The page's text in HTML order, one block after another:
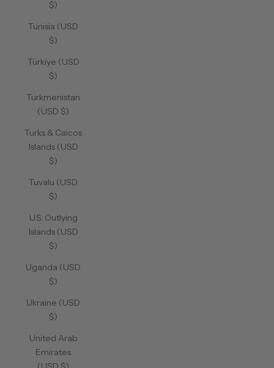
$)
Tunisia (USD
$)
Türkiye (USD
$)
Turkmenistan
(USD $)
Turks & Caicos
Islands (USD
$)
Tuvalu (USD
$)
U.S. Outlying
Islands (USD
$)
Uganda (USD
$)
Ukraine (USD
$)
United Arab
Emirates